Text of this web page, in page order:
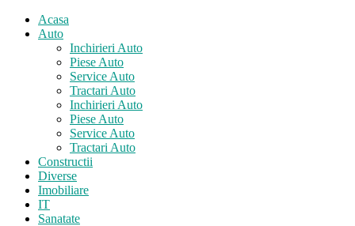
Acasa
Auto
Inchirieri Auto
Piese Auto
Service Auto
Tractari Auto
Inchirieri Auto
Piese Auto
Service Auto
Tractari Auto
Constructii
Diverse
Imobiliare
IT
Sanatate